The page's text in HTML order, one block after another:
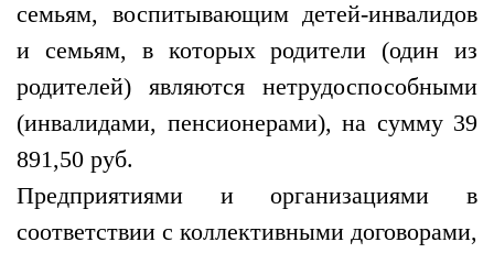
семьям, воспитывающим детей-инвалидов
и семьям, в которых родители (один из
родителей) являются нетрудоспособными
(инвалидами, пенсионерами), на сумму 39
891,50 руб.
Предприятиями и организациями в
соответствии с коллективными договорами,